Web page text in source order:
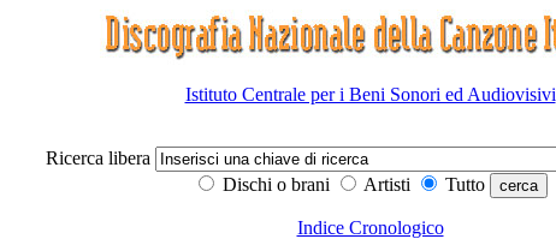
Istituto Centrale per i Beni Sonori ed Audiovisivi
Ricerca libera
Dischi o brani
Artisti Tutto
Indice Cronologico